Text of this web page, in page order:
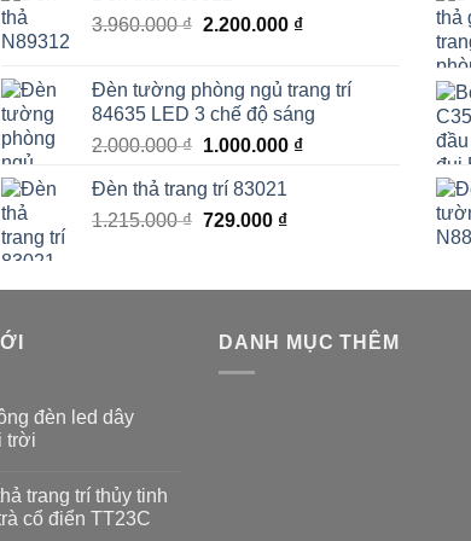
4.850.000 ₫.là:
3.960.000₫ Giá
3.960.000 ₫.
2.200.000 ₫Giá
là:
2.200.000 ₫.
Đèn tường phòng ngủ trang trí
84635 LED 3 chế độ sáng
2.000.000₫ Giá
là:
2.000.000 ₫.
1.000.000 ₫Giá
Đèn thả trang trí 83021
1.215.000₫ Giá
1.215.000 ₫.
729.000 ₫Giá
là:
đèn led dây
trời
trang trí thủy tinh
cổ điển TT23C
DANH MỤC THÊM